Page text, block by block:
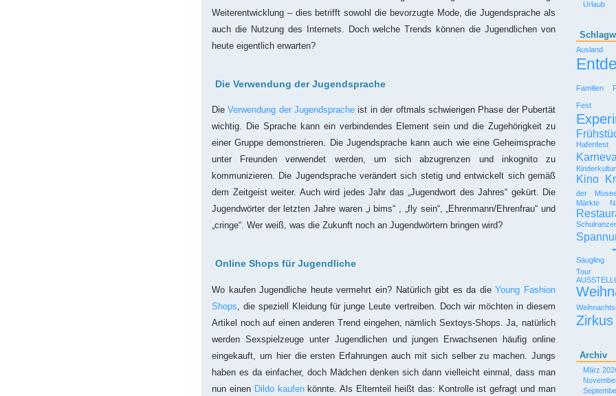
Weiterentwicklung – dies betrifft sowohl die bevorzugte Mode, die Jugendsprache als
auch die Nutzung des Internets. Doch welche Trends können die Jugendlichen von
heute eigentlich erwarten?
Die Verwendung der Jugendsprache
DieVerwendung der Jugendsprache ist in der oftmals schwierigen Phase der Pubertät
wichtig. Die Sprache kann ein verbindendes Element sein und die Zugehörigkeit zu
einer Gruppe demonstrieren. Die Jugendsprache kann auch wie eine Geheimsprache
unter Freunden verwendet werden, um sich abzugrenzen und inkognito zu
kommunizieren. Die Jugendsprache verändert sich stetig und entwickelt sich gemäß
dem Zeitgeist weiter. Auch wird jedes Jahr das „Jugendwort des Jahres“ gekürt. Die
Jugendwörter der letzten Jahre waren „i bims“ , „fly sein“, „Ehrenmann/Ehrenfrau“ und
„cringe“. Wer weiß, was die Zukunft noch an Jugendwörtern bringen wird?
Online Shops für Jugendliche
Wo kaufen Jugendliche heute vermehrt ein? Natürlich gibt es da dieYoung Fashion
Shops , die speziell Kleidung für junge Leute vertreiben. Doch wir möchten in diesem
Artikel noch auf einen anderen Trend eingehen, nämlich Sextoys-Shops. Ja, natürlich
werden Sexspielzeuge unter Jugendlichen und jungen Erwachsenen häufig online
eingekauft, um hier die ersten Erfahrungen auch mit sich selber zu machen. Jungs
haben es da einfacher, doch Mädchen denken sich dann vielleicht einmal, dass man
nun einen Dildo kaufenkönnte. Als Elternteil heißt das: Kontrolle ist gefragt und man
Urlaub
Ausland
Familien
Fest
Hafenfest
Kino
der
Märkte
Säugling
Tour
Zirkus
Archiv
März